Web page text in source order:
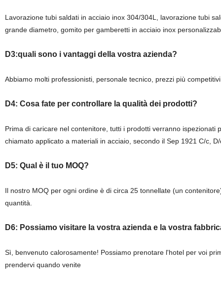
Lavorazione tubi saldati in acciaio inox 304/304L, lavorazione tubi
grande diametro, gomito per gamberetti in acciaio inox
D3:quali sono i vantaggi della vostra azienda?
Abbiamo molti professionisti, personale tecnico, prezzi più
D4: Cosa fate per controllare la qualità dei prodotti?
Prima di caricare nel contenitore, tutti i prodotti verranno
chiamato applicato a materiali in acciaio, secondo il Sep 1921 C/c,
D5: Qual è il tuo MOQ?
Il nostro MOQ per ogni ordine è di circa 25 tonnellate (un
quantità.
D6: Possiamo visitare la vostra azienda e la vostra
Sì, benvenuto calorosamente! Possiamo prenotare l'hotel per voi
prendervi quando venite